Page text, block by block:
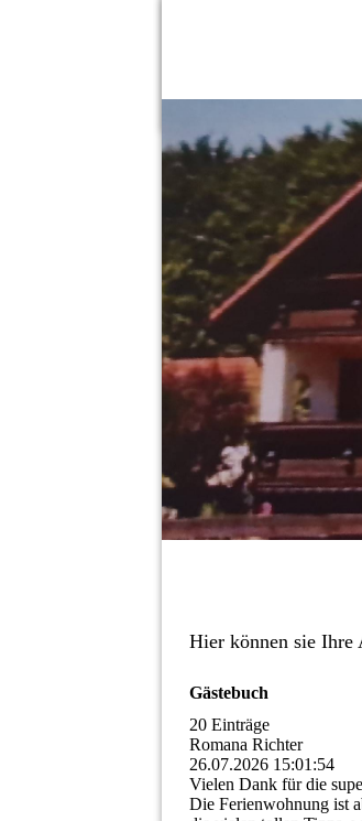
Hier können sie Ihre
Gästebuch
20 Einträge
Romana Richter
26.07.2026 15:01:54
Vielen Dank für die
Die Ferienwohnung ist